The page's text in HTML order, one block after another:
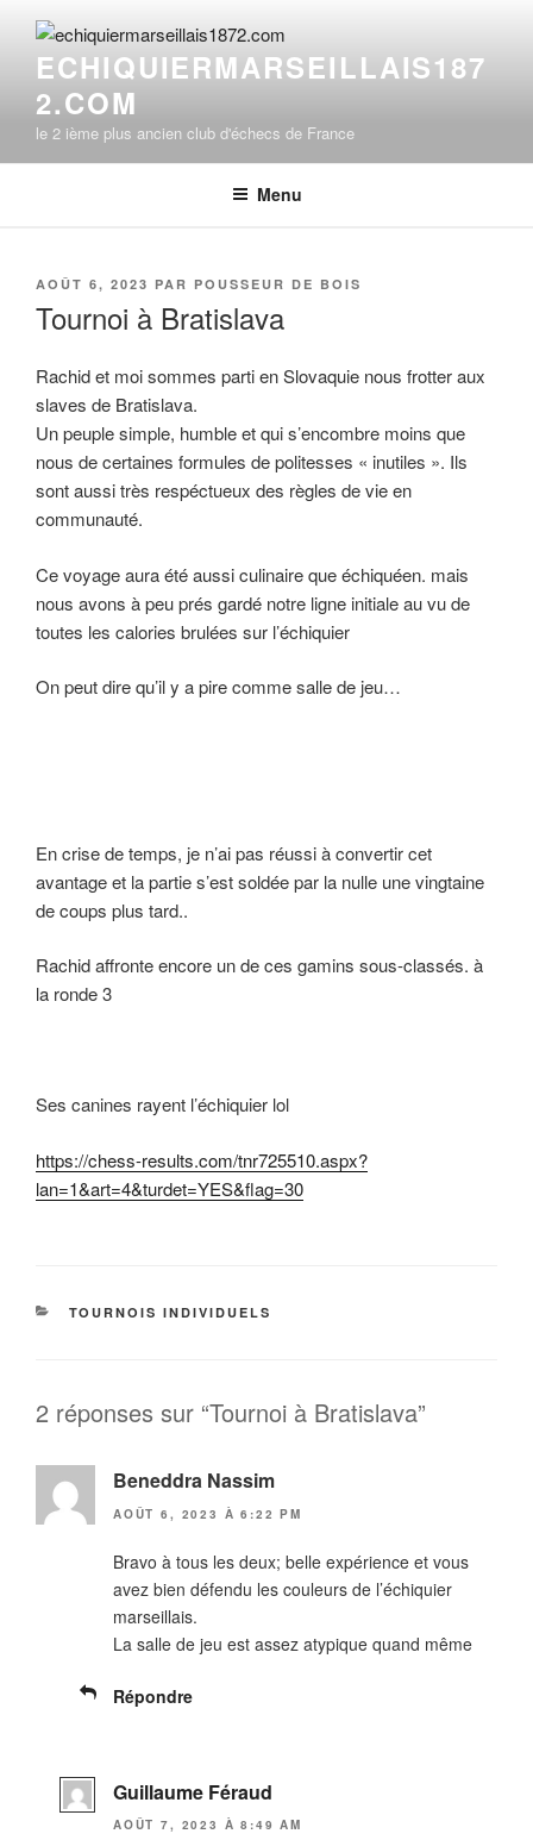
contenu
principal
ECHIQUIERMARSEILLAIS187
2.COM
le 2 ième plus ancien club d'échecs de France
Menu
PUBLIÉ
AOÛT 6, 2023 PAR POUSSEUR DE BOIS
Tournoi à Bratislava
Rachid et moi sommes parti en Slovaquie nous frotter aux
slaves de Bratislava.
Un peuple simple, humble et qui s’encombre moins que
nous de certaines formules de politesses « inutiles ». Ils
sont aussi très respéctueux des règles de vie en
communauté.
Ce voyage aura été aussi culinaire que échiquéen. mais
nous avons à peu prés gardé notre ligne initiale au vu de
toutes les calories brulées sur l’échiquier
On peut dire qu’il y a pire comme salle de jeu…
En crise de temps, je n’ai pas réussi à convertir cet
avantage et la partie s’est soldée par la nulle une vingtaine
de coups plus tard..
Rachid affronte encore un de ces gamins sous-classés. à
la ronde 3
Ses canines rayent l’échiquier lol
https://chess-results.com/tnr725510.aspx?
lan=1&art=4&turdet=YES&flag=30
CATÉGORIES
TOURNOIS INDIVIDUELS
2 réponses sur “Tournoi à Bratislava”
Beneddra Nassim
AOÛT 6, 2023 À 6:22 PM
Bravo à tous les deux; belle expérience et vous
avez bien défendu les couleurs de l’échiquier
marseillais.
La salle de jeu est assez atypique quand même
Répondre
Guillaume Féraud
AOÛT 7, 2023 À 8:49 AM